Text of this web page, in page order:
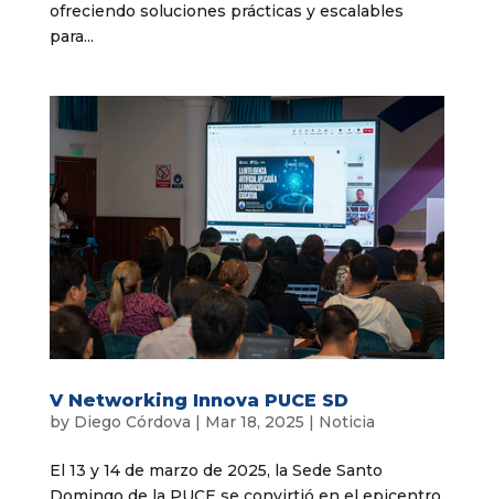
ofreciendo soluciones prácticas y escalables
para...
V Networking Innova PUCE SD
by Diego Córdova | Mar 18, 2025 | Noticia
El 13 y 14 de marzo de 2025, la Sede Santo